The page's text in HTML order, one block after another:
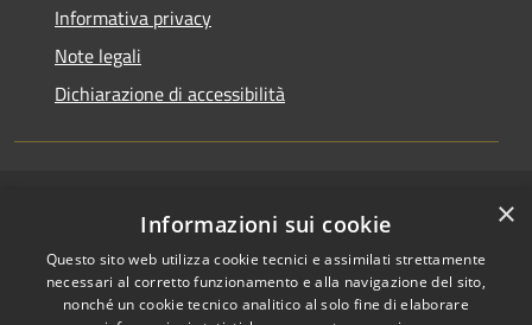
Informativa privacy
Note legali
Dichiarazione di accessibilità
Privacy
Cookie
Copyright © 2026 • Comune di
Casirate d'Adda • Powered by
Municipium•Accesso
redazione
×
Informazioni sui cookie
Questo sito web utilizza cookie tecnici e assimilati strettamente
necessari al corretto funzionamento e alla navigazione del sito,
nonché un cookie tecnico analitico al solo fine di elaborare